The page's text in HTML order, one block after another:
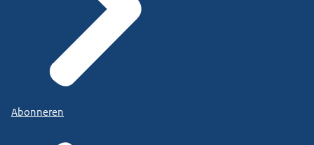
Abonneren